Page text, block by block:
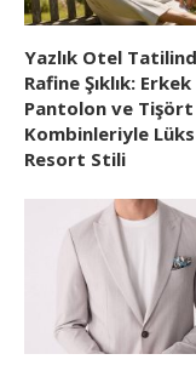
Yazlık Otel
Rafine Şıklık: Erkek
Pantolon ve Tişört
Kombinleriyle Lüks
Resort Stili